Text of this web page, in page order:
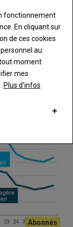
t
à
sa
mondial
à l’étranger,
enorge
passent
campagnes
exporté par
Publicité
fonctionnement
En cliquant sur
de ces cookies
au
moment
mes
Plus d'infos